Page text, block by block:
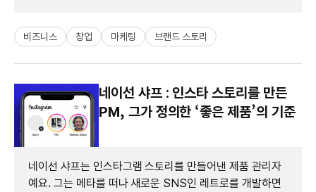
비즈니스 창업 마케팅 브랜드 스토리
네이선 샤프 : 인스타 스토리를 만든
PM, 그가 정의한 ‘좋은 제품’의 기준
네이선 샤프는 인스타그램 스토리를 만들어낸 제품 관리자
예요. 그는 메타를 떠나 새로운 SNS인 레트로를 개발하면